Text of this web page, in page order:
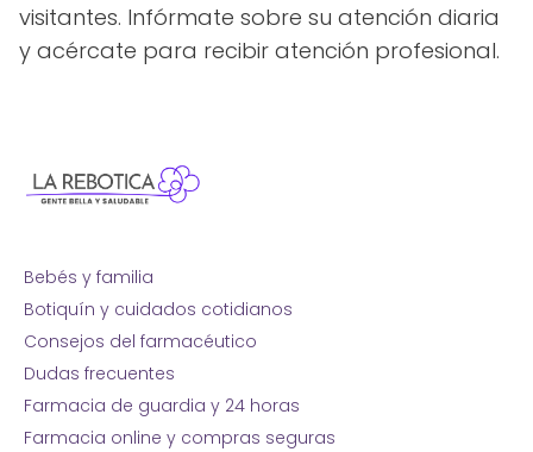
visitantes. Infórmate sobre su atención diaria
y acércate para recibir atención profesional.
Bebés y familia
Botiquín y cuidados cotidianos
Consejos del farmacéutico
Dudas frecuentes
Farmacia de guardia y 24 horas
Farmacia online y compras seguras